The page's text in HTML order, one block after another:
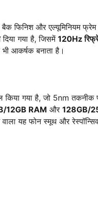
फिनिश और एल्यूमिनियम फ्रेम
दिया गया है, जिसमें 120Hz
आकर्षक बनाता है।
किया गया है, जो 5nm तकनीक
12GB RAM और 128GB/
यह फोन स्मूथ और